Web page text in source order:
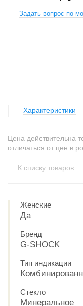
Характеристики
Задать вопрос по
Цена действительна
отличаться от цен в
К списку товаров
Женские
Да
Бренд
G-SHOCK
Тип индикации
Стекло
Минеральное